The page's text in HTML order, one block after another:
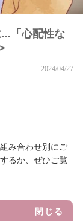
...「心配性な
2024/04/27
み合わせ別にご
るか、ぜひご覧
閉じる